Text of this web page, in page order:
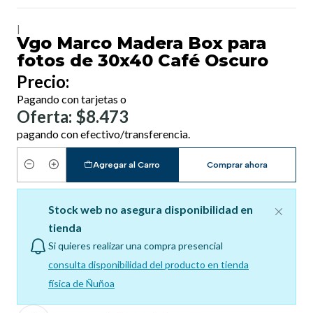
Vgo Marco Madera Box para
fotos de 30x40 Café Oscuro
Precio:
Pagando con tarjetas o
Oferta: $8.473
pagando con efectivo/transferencia.
Cantidad
Agregar al Carro Comprar ahora
Stock web no asegura disponibilidad en
tienda
Si quieres realizar una compra presencial
consulta disponibilidad del producto en tienda
física de Ñuñoa